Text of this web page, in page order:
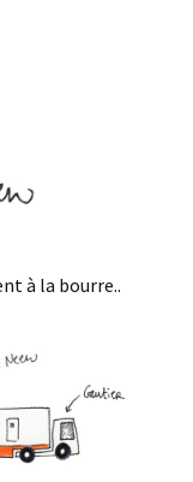
à la bourre..